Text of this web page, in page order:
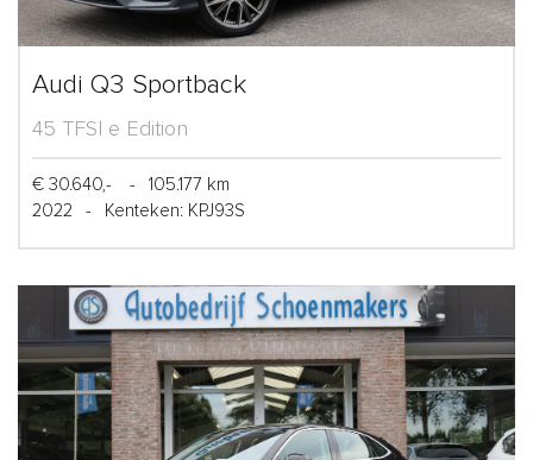
Audi Q3 Sportback
45 TFSI e Edition
€ 30.640,- -
105.177 km
2022
- Kenteken: KPJ93S